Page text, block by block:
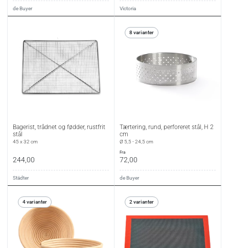
de Buyer Victoria
Bagerist, trådnet og fødder, rustfrit
stål
45 x 32 cm
244,00
Städter
8 varianter
Tærtering, rund, perforeret stål, H 2
cm
Ø 5,5 - 24,5 cm
fra
72,00
de Buyer
4 varianter 2 varianter